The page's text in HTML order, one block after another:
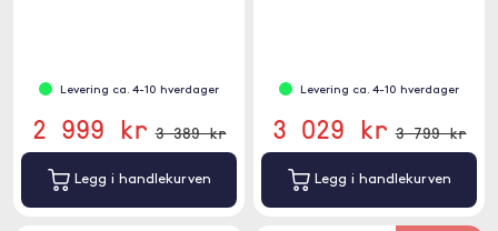
Levering ca. 4-10 hverdager
2 999 kr 3 389 kr
Legg i handlekurven
Levering ca. 4-10 hverdager
3 029 kr 3 799 kr
Legg i handlekurven